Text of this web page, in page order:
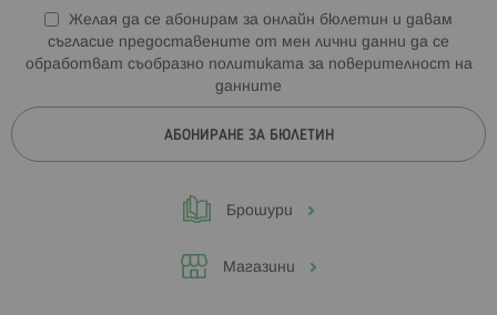
Желая да се абонирам за онлайн бюлетин и давам
съгласие предоставените от мен лични данни да се
обработват съобразно политиката за поверителност на
данните
АБОНИРАНЕ ЗА БЮЛЕТИН
Брошури
Магазини